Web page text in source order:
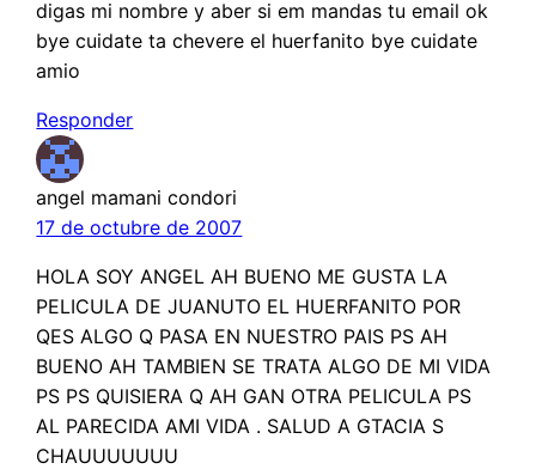
digas mi nombre y aber si em mandas tu email ok
bye cuidate ta chevere el huerfanito bye cuidate
amio
Responder
angel mamani condori
17 de octubre de 2007
HOLA SOY ANGEL AH BUENO ME GUSTA LA
PELICULA DE JUANUTO EL HUERFANITO POR
QES ALGO Q PASA EN NUESTRO PAIS PS AH
BUENO AH TAMBIEN SE TRATA ALGO DE MI VIDA
PS PS QUISIERA Q AH GAN OTRA PELICULA PS
AL PARECIDA AMI VIDA . SALUD A GTACIA S
CHAUUUUUUU